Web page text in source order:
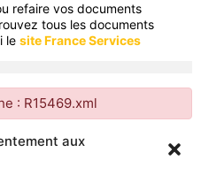
aux
refaire vos documents
tous les documents
le site France Services
: R15469.xml
26310 Valdrôme | 04 75